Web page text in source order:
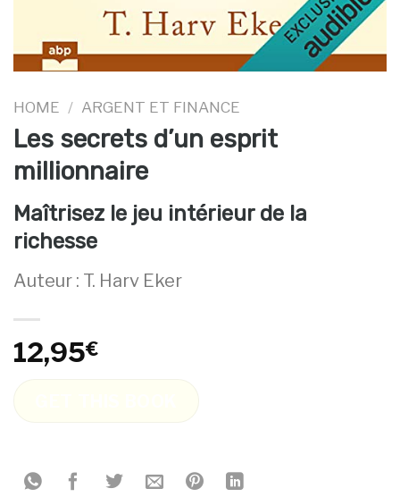
HOME / ARGENT ET FINANCE
Les secrets d’un esprit
millionnaire
Maîtrisez le jeu intérieur de la
richesse
Auteur : T. Harv Eker
12,95€